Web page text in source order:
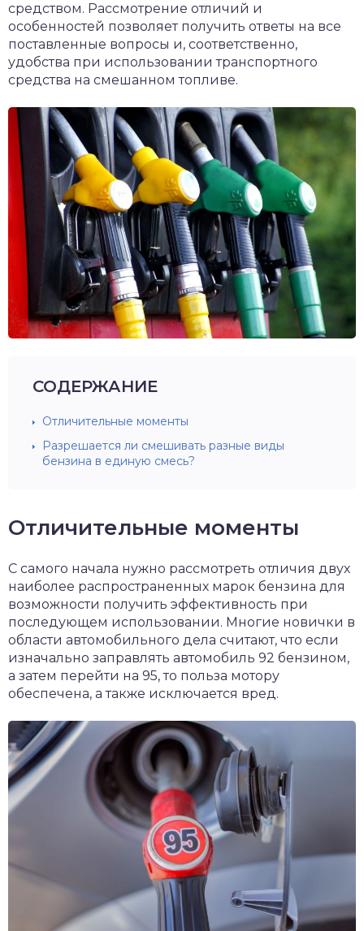
средством. Рассмотрение отличий и
особенностей позволяет получить ответы на все
поставленные вопросы и, соответственно,
удобства при использовании транспортного
средства на смешанном топливе.
СОДЕРЖАНИЕ
Отличительные моменты
Разрешается ли смешивать разные виды
бензина в единую смесь?
Отличительные моменты
С самого начала нужно рассмотреть отличия двух
наиболее распространенных марок бензина для
возможности получить эффективность при
последующем использовании. Многие новички в
области автомобильного дела считают, что если
изначально заправлять автомобиль 92 бензином,
а затем перейти на 95, то польза мотору
обеспечена, а также исключается вред.